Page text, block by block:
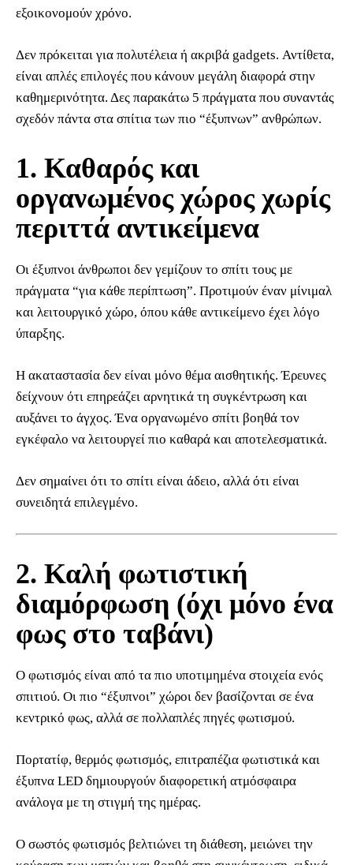
εξοικονομούν χρόνο.
Δεν πρόκειται για πολυτέλεια ή ακριβά gadgets. Αντίθετα,
είναι απλές επιλογές που κάνουν μεγάλη διαφορά στην
καθημερινότητα. Δες παρακάτω 5 πράγματα που συναντάς
σχεδόν πάντα στα σπίτια των πιο “έξυπνων” ανθρώπων.
1. Καθαρός και
οργανωμένος χώρος χωρίς
περιττά αντικείμενα
Οι έξυπνοι άνθρωποι δεν γεμίζουν το σπίτι τους με
πράγματα “για κάθε περίπτωση”. Προτιμούν έναν μίνιμαλ
και λειτουργικό χώρο, όπου κάθε αντικείμενο έχει λόγο
ύπαρξης.
Η ακαταστασία δεν είναι μόνο θέμα αισθητικής. Έρευνες
δείχνουν ότι επηρεάζει αρνητικά τη συγκέντρωση και
αυξάνει το άγχος. Ένα οργανωμένο σπίτι βοηθά τον
εγκέφαλο να λειτουργεί πιο καθαρά και αποτελεσματικά.
Δεν σημαίνει ότι το σπίτι είναι άδειο, αλλά ότι είναι
συνειδητά επιλεγμένο.
2. Καλή φωτιστική
διαμόρφωση (όχι μόνο ένα
φως στο ταβάνι)
Ο φωτισμός είναι από τα πιο υποτιμημένα στοιχεία ενός
σπιτιού. Οι πιο “έξυπνοι” χώροι δεν βασίζονται σε ένα
κεντρικό φως, αλλά σε πολλαπλές πηγές φωτισμού.
Πορτατίφ, θερμός φωτισμός, επιτραπέζια φωτιστικά και
έξυπνα LED δημιουργούν διαφορετική ατμόσφαιρα
ανάλογα με τη στιγμή της ημέρας.
Ο σωστός φωτισμός βελτιώνει τη διάθεση, μειώνει την